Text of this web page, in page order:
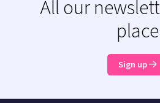
All our
place
Sign up